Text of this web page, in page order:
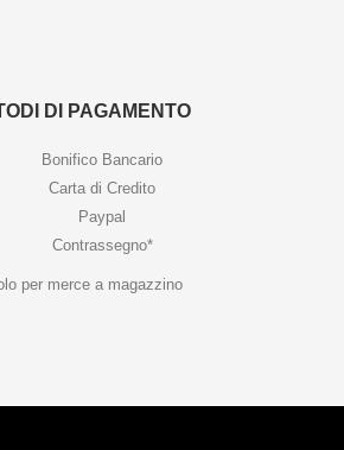
DI PAGAMENTO
Bonifico Bancario
Carta di Credito
Paypal
Contrassegno*
per merce a magazzino